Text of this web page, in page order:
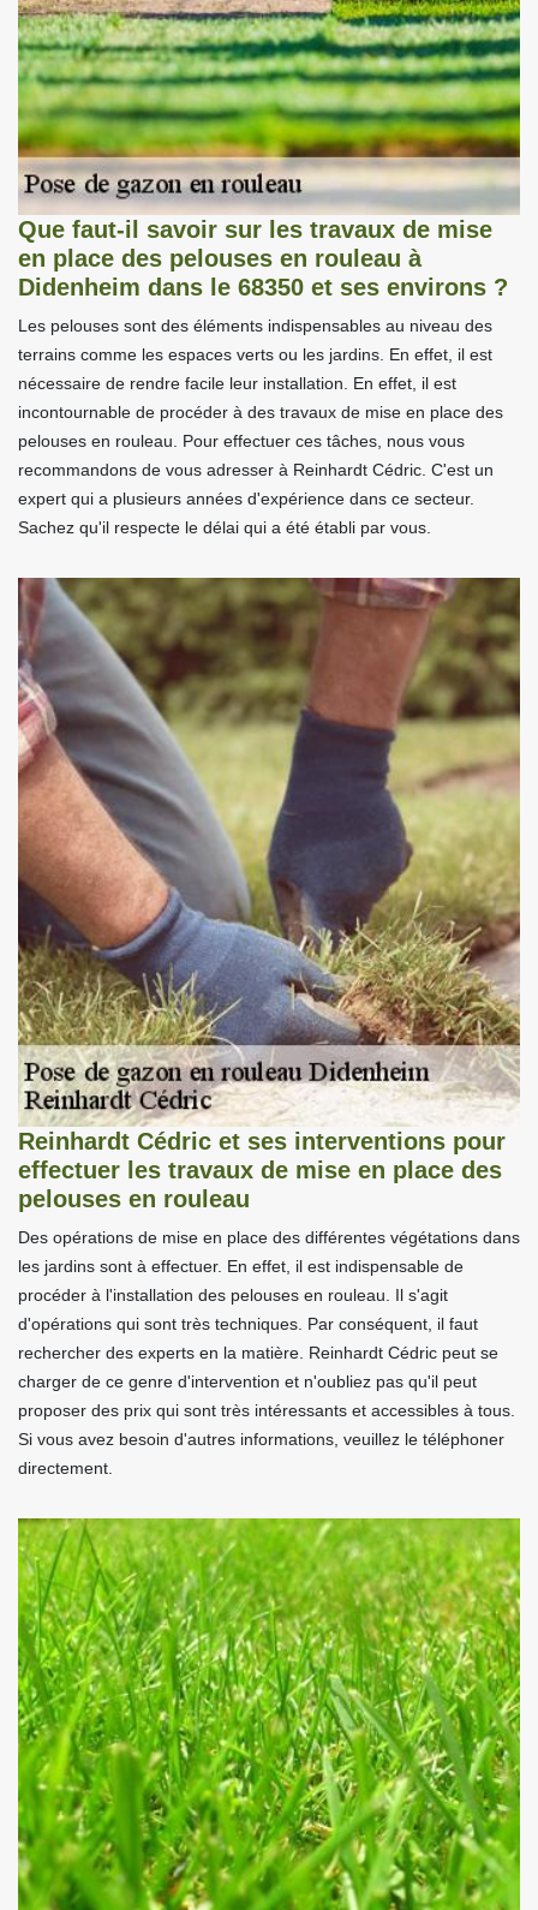
Que faut-il savoir sur les travaux de mise
en place des pelouses en rouleau à
Didenheim dans le 68350 et ses environs ?
Les pelouses sont des éléments indispensables au niveau des
terrains comme les espaces verts ou les jardins. En effet, il est
nécessaire de rendre facile leur installation. En effet, il est
incontournable de procéder à des travaux de mise en place des
pelouses en rouleau. Pour effectuer ces tâches, nous vous
recommandons de vous adresser à Reinhardt Cédric. C'est un
expert qui a plusieurs années d'expérience dans ce secteur.
Sachez qu'il respecte le délai qui a été établi par vous.
Reinhardt Cédric et ses interventions pour
effectuer les travaux de mise en place des
pelouses en rouleau
Des opérations de mise en place des différentes végétations dans
les jardins sont à effectuer. En effet, il est indispensable de
procéder à l'installation des pelouses en rouleau. Il s'agit
d'opérations qui sont très techniques. Par conséquent, il faut
rechercher des experts en la matière. Reinhardt Cédric peut se
charger de ce genre d'intervention et n'oubliez pas qu'il peut
proposer des prix qui sont très intéressants et accessibles à tous.
Si vous avez besoin d'autres informations, veuillez le téléphoner
directement.